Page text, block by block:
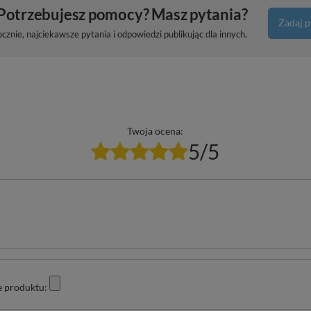
pomocy? Masz pytania?
najciekawsze pytania i odpowiedzi publikując dla innych.
Zadaj
Twoja ocena:
5/5
produktu: